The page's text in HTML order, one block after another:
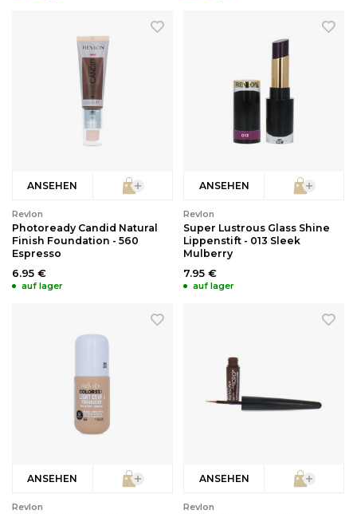
ANSEHEN
Revlon
Photoready Candid Natural
Finish Foundation - 560
Espresso
6.95 €
auf lager
ANSEHEN
Revlon
Super Lustrous Glass Shine
Lippenstift - 013 Sleek
Mulberry
7.95 €
auf lager
ANSEHEN
Revlon
ANSEHEN
Revlon